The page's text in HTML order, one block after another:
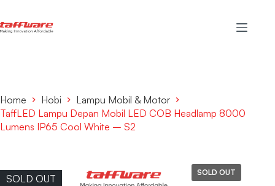
Home Hobi
Lampu Mobil & Motor
TaffLED Lampu Depan Mobil LED COB Headlamp 8000
Lumens IP65 Cool White – S2
SOLD OUT
SOLD OUT